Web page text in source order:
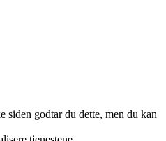
siden godtar du dette, men du kan